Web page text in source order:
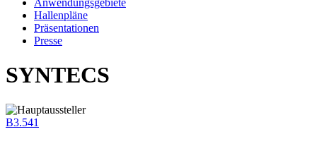
Anwendungsgebiete
Hallenpläne
Präsentationen
Presse
SYNTECS
B3.541